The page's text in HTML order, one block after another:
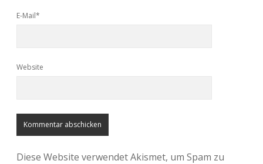
E-Mail*
Website
Diese Website verwendet Akismet, um Spam zu